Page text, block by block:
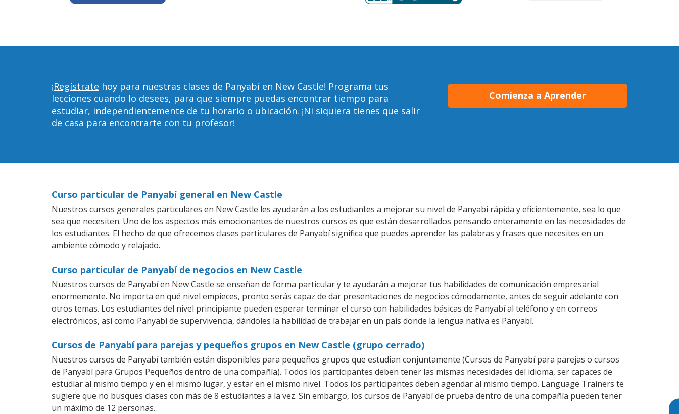
¡Regístrate hoy para nuestras clases de Panyabí en New Castle! Programa tus
lecciones cuando lo desees, para que siempre puedas encontrar tiempo para
estudiar, independientemente de tu horario o ubicación. ¡Ni siquiera tienes que salir
de casa para encontrarte con tu profesor!
Comienza a Aprender
Curso particular de Panyabí general en New Castle
Nuestros cursos generales particulares en New Castle les ayudarán a los estudiantes a mejorar su nivel de Panyabí rápida y eficientemente, sea lo que
sea que necesiten. Uno de los aspectos más emocionantes de nuestros cursos es que están desarrollados pensando enteramente en las necesidades de
los estudiantes. El hecho de que ofrecemos clases particulares de Panyabí significa que puedes aprender las palabras y frases que necesites en un
ambiente cómodo y relajado.
Curso particular de Panyabí de negocios en New Castle
Nuestros cursos de Panyabí en New Castle se enseñan de forma particular y te ayudarán a mejorar tus habilidades de comunicación empresarial
enormemente. No importa en qué nivel empieces, pronto serás capaz de dar presentaciones de negocios cómodamente, antes de seguir adelante con
otros temas. Los estudiantes del nivel principiante pueden esperar terminar el curso con habilidades básicas de Panyabí al teléfono y en correos
electrónicos, así como Panyabí de supervivencia, dándoles la habilidad de trabajar en un país donde la lengua nativa es Panyabí.
Cursos de Panyabí para parejas y pequeños grupos en New Castle (grupo cerrado)
Nuestros cursos de Panyabí también están disponibles para pequeños grupos que estudian conjuntamente (Cursos de Panyabí para parejas o cursos
de Panyabí para Grupos Pequeños dentro de una compañía). Todos los participantes deben tener las mismas necesidades del idioma, ser capaces de
estudiar al mismo tiempo y en el mismo lugar, y estar en el mismo nivel. Todos los participantes deben agendar al mismo tiempo. Language Trainers te
sugiere que no busques clases con más de 8 estudiantes a la vez. Sin embargo, los cursos de Panyabí de prueba dentro de una compañía pueden tener
un máximo de 12 personas.